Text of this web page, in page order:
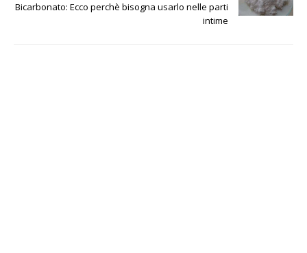
Bicarbonato: Ecco perchè bisogna usarlo nelle parti
intime